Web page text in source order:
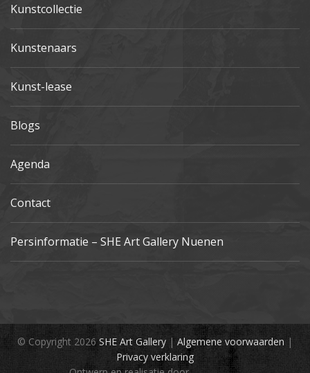
Kunstcollectie
Kunstenaars
Kunst-lease
Blogs
Agenda
Contact
Persinformatie – SHE Art Gallery Nuenen
© Copyright 2026 SHE Art Gallery | Algemene voorwaarden |
Privacy verklaring